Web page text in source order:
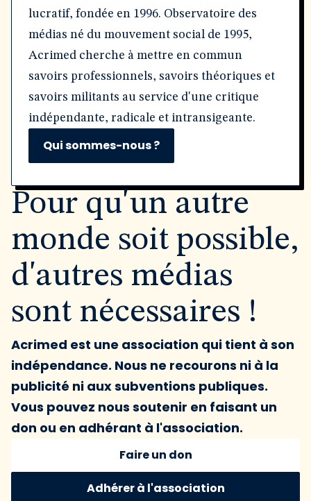
lucratif, fondée en 1996. Observatoire des
médias né du mouvement social de 1995,
Acrimed cherche à mettre en commun
savoirs professionnels, savoirs théoriques et
savoirs militants au service d'une critique
indépendante, radicale et intransigeante.
Qui sommes-nous ?
Pour qu'un autre
monde soit possible,
d'autres médias
sont nécessaires !
Acrimed est une association qui tient à son
indépendance. Nous ne recourons ni à la
publicité ni aux subventions publiques.
Vous pouvez nous soutenir en faisant un
don ou en adhérant à l'association.
Faire un don
Adhérer à l'association